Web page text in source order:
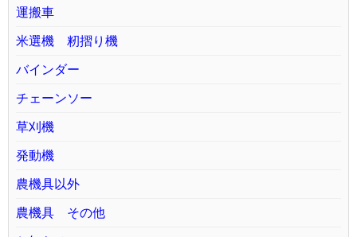
運搬車
米選機 籾摺り機
バインダー
チェーンソー
草刈機
発動機
農機具以外
農機具 その他